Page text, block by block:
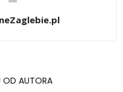
OD AUTORA